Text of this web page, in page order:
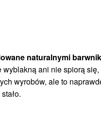
naturalnymi
ani nie spiorą
wyrobów, ale to